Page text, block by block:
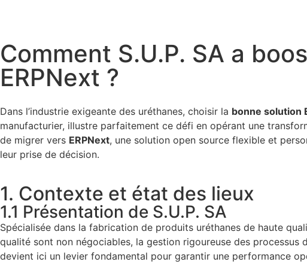
Comment S.U.P. SA a
ERPNext ?
Dans l’industrie exigeante des uréthanes, choisir la bonne solution
manufacturier, illustre parfaitement ce défi en opérant une
de migrer vers ERPNext, une solution open source flexible et
leur prise de décision.
1. Contexte et état des lieux
1.1 Présentation de S.U.P. SA
Spécialisée dans la fabrication de produits uréthanes de haute
qualité sont non négociables, la gestion rigoureuse des processus
devient ici un levier fondamental pour garantir une performance